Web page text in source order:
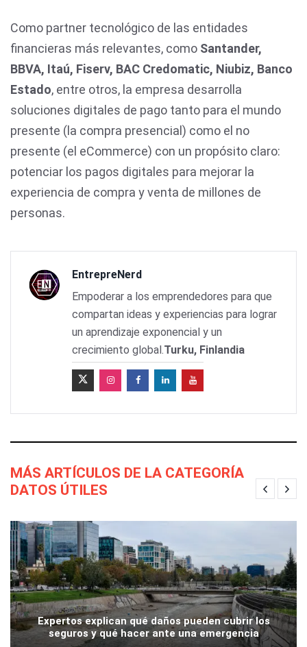
Como partner tecnológico de las entidades
financieras más relevantes, como Santander,
BBVA, Itaú, Fiserv, BAC Credomatic, Niubiz, Banco
Estado, entre otros, la empresa desarrolla
soluciones digitales de pago tanto para el mundo
presente (la compra presencial) como el no
presente (el eCommerce) con un propósito claro:
potenciar los pagos digitales para mejorar la
experiencia de compra y venta de millones de
personas.
EntrepreNerd
Empoderar a los emprendedores para que
compartan ideas y experiencias para lograr
un aprendizaje exponencial y un
crecimiento global.Turku, Finlandia
MÁS ARTÍCULOS DE LA CATEGORÍA
DATOS ÚTILES
Expertos explican qué daños pueden cubrir los
seguros y qué hacer ante una emergencia